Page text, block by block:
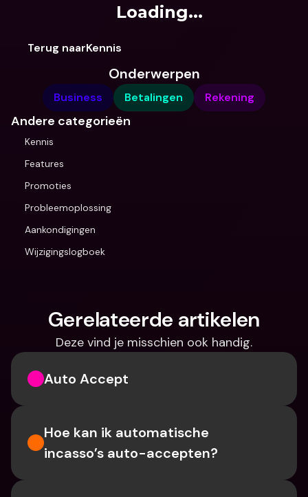
Loading...
Terug naarKennis
Onderwerpen
Business Betalingen Rekening
Andere categorieën
Kennis
Features
Promoties
Probleemoplossing
Aankondigingen
Wijzigingslogboek
Gerelateerde artikelen
Deze vind je misschien ook handig.
Auto Accept
Hoe kan ik automatische
incasso’s auto-accepten?